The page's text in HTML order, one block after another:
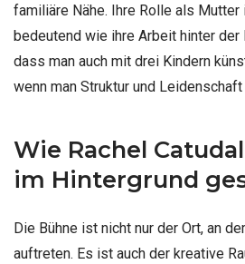
familiäre Nähe. Ihre Rolle als
bedeutend wie ihre Arbeit hinter der
dass man auch mit drei Kindern
wenn man Struktur und
Wie Rachel
im Hintergrund
Die Bühne ist nicht nur der Ort, an
auftreten. Es ist auch der kreative